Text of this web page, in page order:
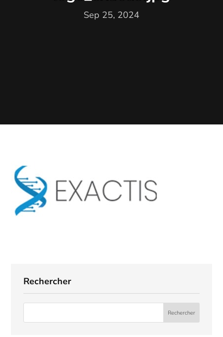
Sep 25, 2024
Rechercher